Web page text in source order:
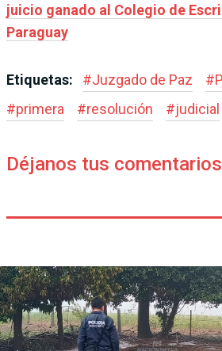
juicio ganado al Colegio de
Paraguay
Etiquetas: #Juzgado de Paz #
#primera #resolución #judicial
Déjanos tus